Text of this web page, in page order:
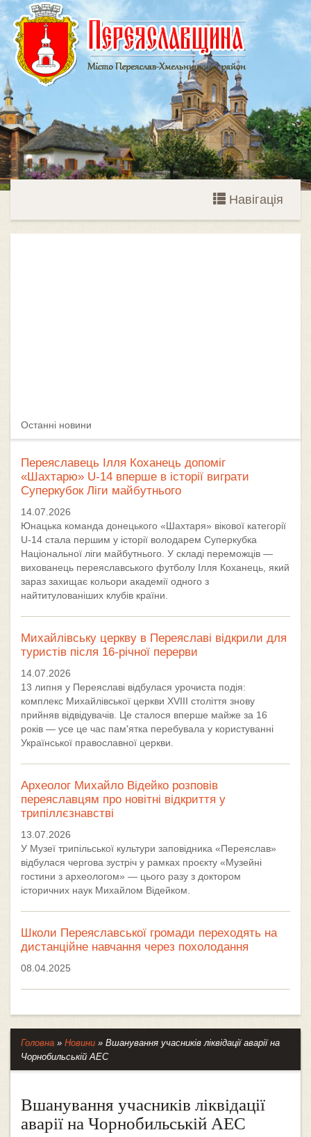
Навігація
Останні новини
Переяславець Ілля Коханець допоміг
«Шахтарю» U-14 вперше в історії виграти
Суперкубок Ліги майбутнього
14.07.2026
Юнацька команда донецького «Шахтаря» вікової категорії
U-14 стала першим у історії володарем Суперкубка
Національної ліги майбутнього. У складі переможців —
вихованець переяславського футболу Ілля Коханець, який
зараз захищає кольори академії одного з
найтитулованіших клубів країни.
Михайлівську церкву в Переяславі відкрили для
туристів після 16-річної перерви
14.07.2026
13 липня у Переяславі відбулася урочиста подія:
комплекс Михайлівської церкви XVIII століття знову
прийняв відвідувачів. Це сталося вперше майже за 16
років — усе це час пам'ятка перебувала у користуванні
Української православної церкви.
Археолог Михайло Відейко розповів
переяславцям про новітні відкриття у
трипіллєзнавстві
13.07.2026
У Музеї трипільської культури заповідника «Переяслав»
відбулася чергова зустріч у рамках проєкту «Музейні
гостини з археологом» — цього разу з доктором
історичних наук Михайлом Відейком.
Школи Переяславської громади переходять на
дистанційне навчання через похолодання
08.04.2025
Головна » Новини » Вшанування учасників ліквідації аварії на
Чорнобильській АЕС
Вшанування учасників ліквідації
аварії на Чорнобильській АЕС